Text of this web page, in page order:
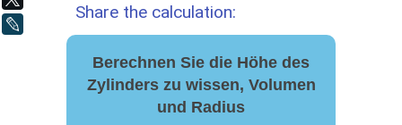
Share the calculation:
Berechnen Sie die Höhe des
Zylinders zu wissen, Volumen
und Radius